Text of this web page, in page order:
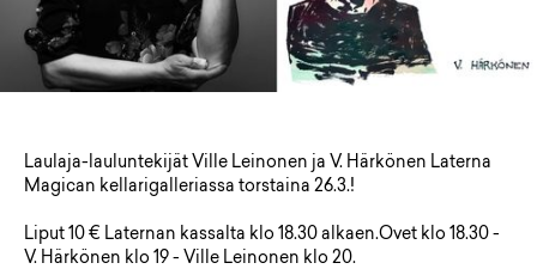
Laulaja-lauluntekijät Ville Leinonen ja V. Härkönen Laterna
Magican kellarigalleriassa torstaina 26.3.!
Liput 10 € Laternan kassalta klo 18.30 alkaen.Ovet klo 18.30 -
V. Härkönen klo 19 - Ville Leinonen klo 20.